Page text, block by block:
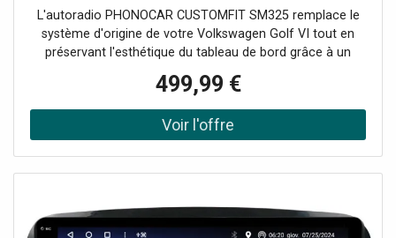
L'autoradio PHONOCAR CUSTOMFIT SM325 remplace le
système d'origine de votre Volkswagen Golf VI tout en
préservant l'esthétique du tableau de bord grâce à un
adaptateur spécifique inclus, permettant une installation
rapide et facile.Il est équipé d’un écran tactile capacitif
QLED haute définition de 9 pouces, offrant une expérience
visuelle de qualité supérieure. Son démarrage rapide et
CarPlay et Android Auto sans fil pour une intégration
499,99 €